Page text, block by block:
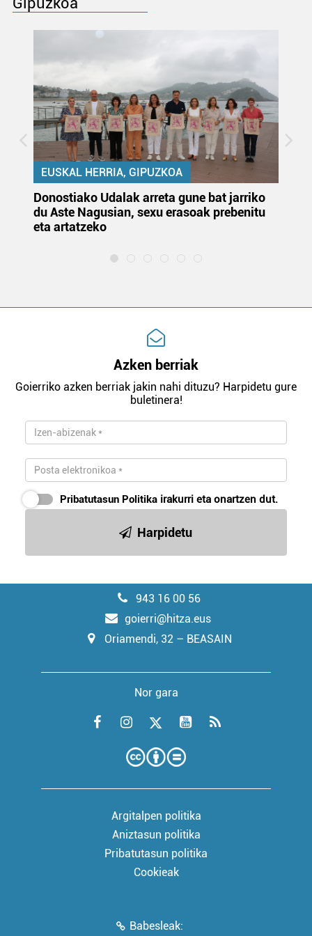
EUSKAL HERRIA, GIPUZKOA
Donostiako Udalak arreta gune bat jarriko
du Aste Nagusian, sexu erasoak prebenitu
eta artatzeko
Azken berriak
Goierriko azken berriak jakin nahi dituzu? Harpidetu gure
buletinera!
Pribatutasun Politika irakurri eta onartzen dut.
Harpidetu
943 16 00 56
goierri@hitza.eus
Oriamendi, 32 – BEASAIN
Nor gara
Argitalpen politika
Aniztasun politika
Pribatutasun politika
Cookieak
Babesleak: